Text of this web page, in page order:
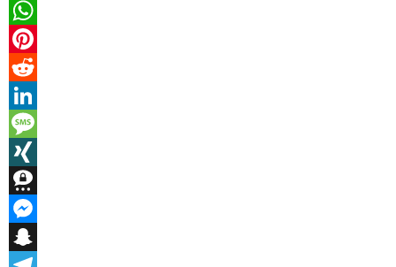
Email
WhatsApp
Pinterest
Reddit
LinkedIn
Message
XING
Threema
Messenger